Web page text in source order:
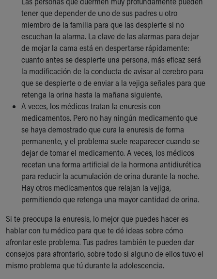
tener que depender de uno de sus padres u otro
miembro de la familia para que las despierte si no
escuchan la alarma. La clave de las alarmas para dejar
de mojar la cama está en despertarse rápidamente:
cuanto antes se despierte una persona, más eficaz será
la modificación de la conducta de avisar al cerebro para
que se despierte o de enviar a la vejiga señales para que
retenga la orina hasta la mañana siguiente.
A veces, los médicos tratan la enuresis con
medicamentos. Pero no hay ningún medicamento que
se haya demostrado que cura la enuresis de forma
permanente, y el problema suele reaparecer cuando se
dejar de tomar el medicamento. A veces, los médicos
recetan una forma artificial de la hormona antidiurética
para reducir la acumulación de orina durante la noche.
Hay otros medicamentos que relajan la vejiga,
permitiendo que retenga una mayor cantidad de orina.
Si te preocupa la enuresis, lo mejor que puedes hacer es
hablar con tu médico para que te dé ideas sobre cómo
afrontar este problema. Tus padres también te pueden dar
consejos para afrontarlo, sobre todo si alguno de ellos tuvo el
mismo problema que tú durante la adolescencia.